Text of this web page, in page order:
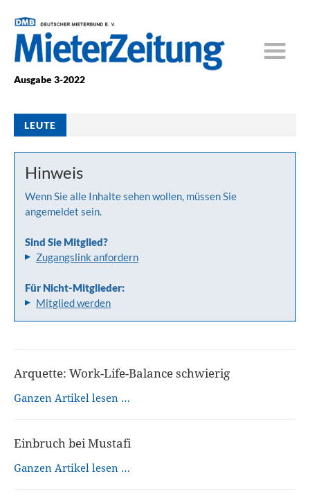
Ausgabe 3-2022
LEUTE
Hinweis
Wenn Sie alle Inhalte sehen wollen, müssen Sie
angemeldet sein.
Sind Sie Mitglied?
Zugangslink anfordern
Für Nicht-Mitglieder:
Mitglied werden
Arquette: Work-Life-Balance schwierig
Ganzen Artikel lesen …
Einbruch bei Mustafi
Ganzen Artikel lesen …